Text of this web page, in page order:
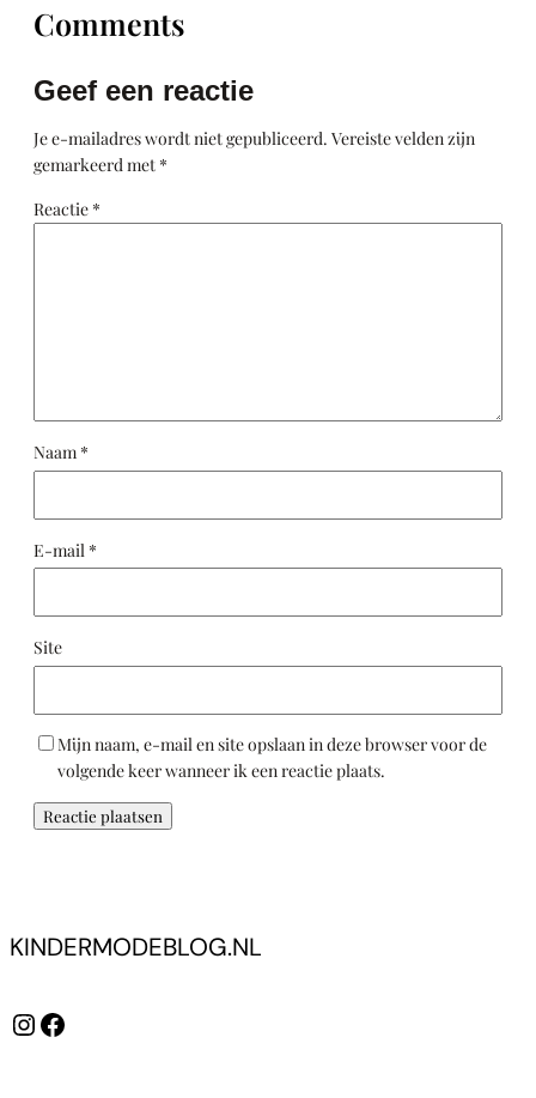
Comments
Geef een reactie
Je e-mailadres wordt niet gepubliceerd. Vereiste velden zijn
gemarkeerd met *
Reactie *
Naam *
E-mail *
Site
Mijn naam, e-mail en site opslaan in deze browser voor de
volgende keer wanneer ik een reactie plaats.
KINDERMODEBLOG.NL
InstagramFacebook